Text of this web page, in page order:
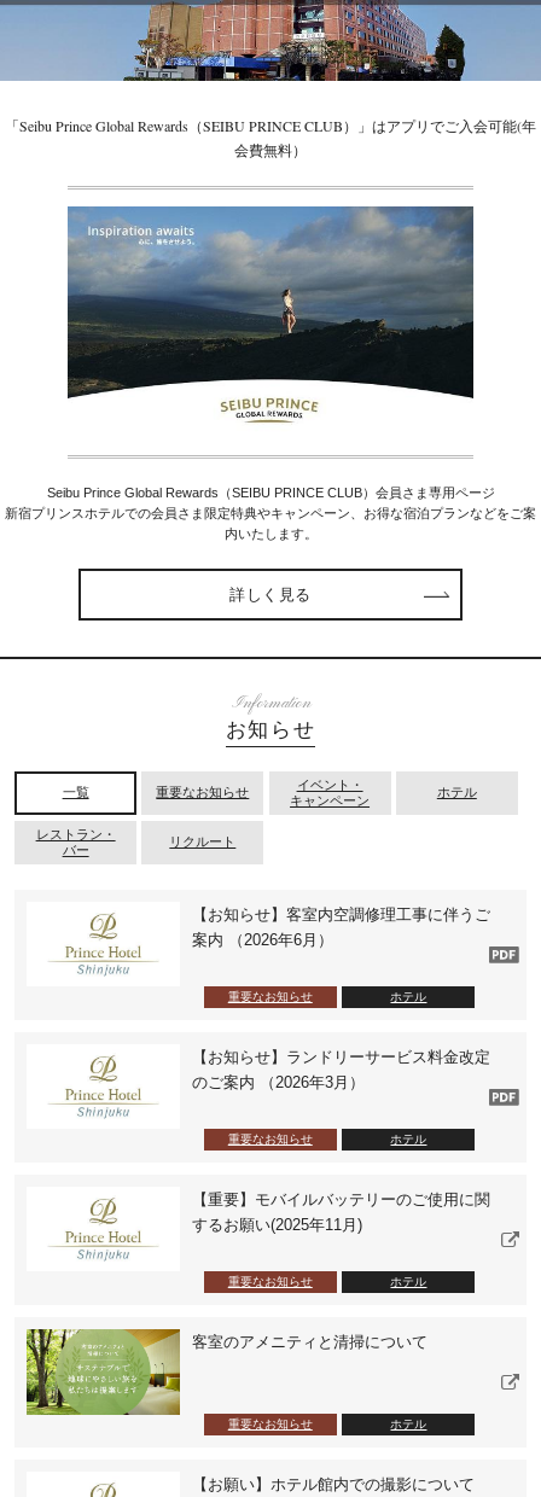
「Seibu Prince Global Rewards（SEIBU PRINCE CLUB）」はアプリでご入会可能(年
会費無料）
Seibu Prince Global Rewards（SEIBU PRINCE CLUB）会員さま専用ページ
新宿プリンスホテルでの会員さま限定特典やキャンペーン、お得な宿泊プランなどをご案
内いたします。
詳しく見る
Information
お知らせ
一覧 重要なお知らせ
イベント・
キャンペーン
ホテル
レストラン・
バー
リクルート
【お知らせ】客室内空調修理工事に伴うご
案内 （2026年6月）
重要なお知らせ ホテル
【お知らせ】ランドリーサービス料金改定
のご案内 （2026年3月）
重要なお知らせ ホテル
【重要】モバイルバッテリーのご使用に関
するお願い(2025年11月)
重要なお知らせ ホテル
客室のアメニティと清掃について
重要なお知らせ ホテル
【お願い】ホテル館内での撮影について